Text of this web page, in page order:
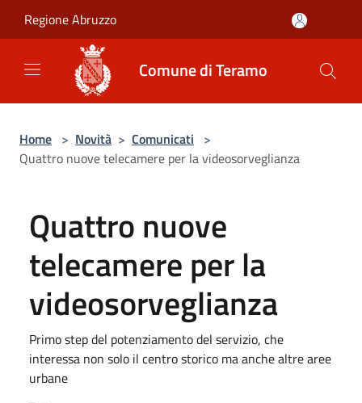
Regione Abruzzo
Comune di Teramo
Home > Novità > Comunicati >
Quattro nuove telecamere per la videosorveglianza
Quattro nuove
telecamere per la
videosorveglianza
Primo step del potenziamento del servizio, che
interessa non solo il centro storico ma anche altre aree
urbane